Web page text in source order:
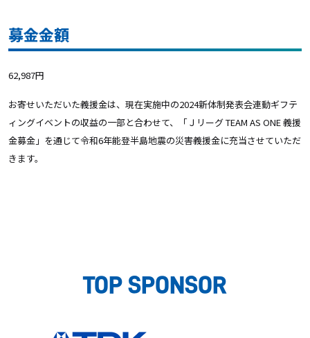
募金金額
62,987円
お寄せいただいた義援金は、現在実施中の2024新体制発表会連動ギフテ
ィングイベントの収益の一部と合わせて、「Ｊリーグ TEAM AS ONE 義援
金募金」を通じて令和6年能登半島地震の災害義援金に充当させていただ
きます。
TOP SPONSOR